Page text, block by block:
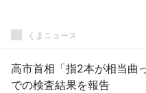
くまニュース
高市首相「指2本が相当曲
での検査結果を報告